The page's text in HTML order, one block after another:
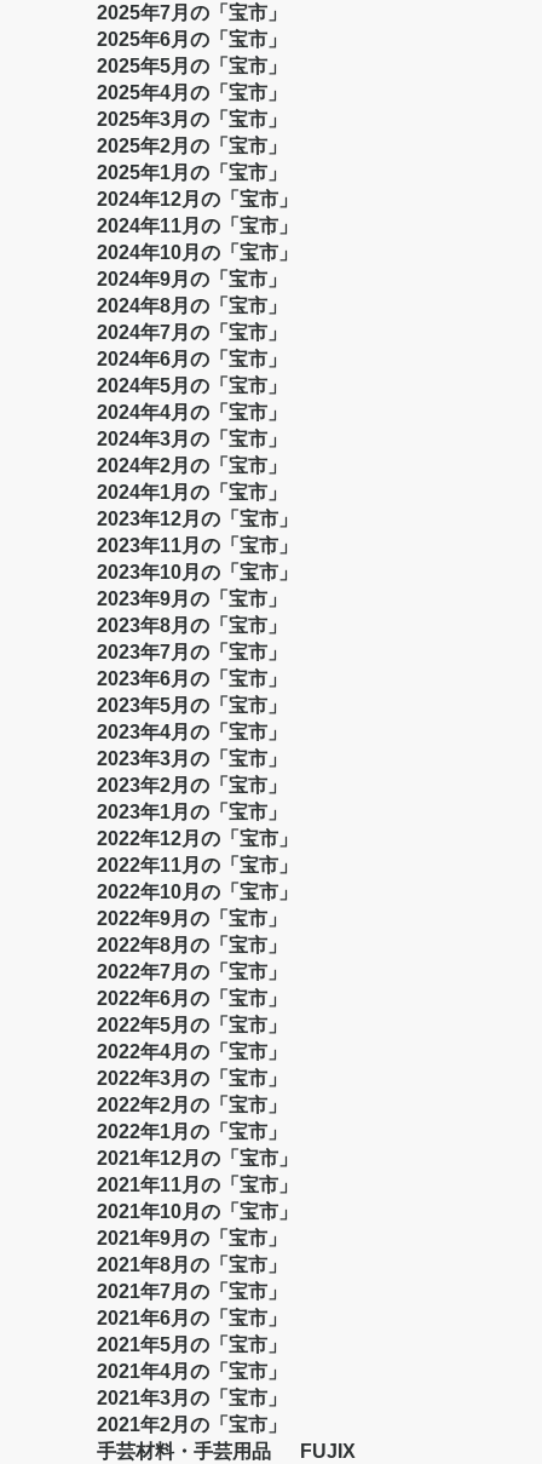
2025年7月の「宝市」
2025年6月の「宝市」
2025年5月の「宝市」
2025年4月の「宝市」
2025年3月の「宝市」
2025年2月の「宝市」
2025年1月の「宝市」
2024年12月の「宝市」
2024年11月の「宝市」
2024年10月の「宝市」
2024年9月の「宝市」
2024年8月の「宝市」
2024年7月の「宝市」
2024年6月の「宝市」
2024年5月の「宝市」
2024年4月の「宝市」
2024年3月の「宝市」
2024年2月の「宝市」
2024年1月の「宝市」
2023年12月の「宝市」
2023年11月の「宝市」
2023年10月の「宝市」
2023年9月の「宝市」
2023年8月の「宝市」
2023年7月の「宝市」
2023年6月の「宝市」
2023年5月の「宝市」
2023年4月の「宝市」
2023年3月の「宝市」
2023年2月の「宝市」
2023年1月の「宝市」
2022年12月の「宝市」
2022年11月の「宝市」
2022年10月の「宝市」
2022年9月の「宝市」
2022年8月の「宝市」
2022年7月の「宝市」
2022年6月の「宝市」
2022年5月の「宝市」
2022年4月の「宝市」
2022年3月の「宝市」
2022年2月の「宝市」
2022年1月の「宝市」
2021年12月の「宝市」
2021年11月の「宝市」
2021年10月の「宝市」
2021年9月の「宝市」
2021年8月の「宝市」
2021年7月の「宝市」
2021年6月の「宝市」
2021年5月の「宝市」
2021年4月の「宝市」
2021年3月の「宝市」
2021年2月の「宝市」
手芸材料・手芸用品
FUJIX